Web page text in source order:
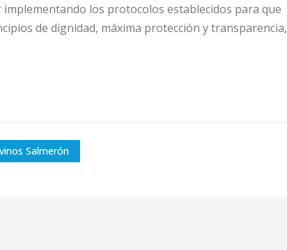
los protocolos establecidos para que
de dignidad, máxima protección y transparencia,
Salmerón